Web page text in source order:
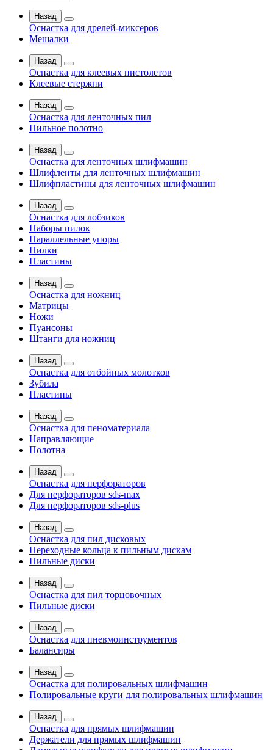
Назад
Оснастка для дрелей-миксеров
Мешалки
Назад
Оснастка для клеевых пистолетов
Клеевые стержни
Назад
Оснастка для ленточных пил
Пильное полотно
Назад
Оснастка для ленточных шлифмашин
Шлифленты для ленточных шлифмашин
Шлифпластины для ленточных шлифмашин
Назад
Оснастка для лобзиков
Наборы пилок
Параллельные упоры
Пилки
Пластины
Назад
Оснастка для ножниц
Матрицы
Ножи
Пуансоны
Штанги для ножниц
Назад
Оснастка для отбойных молотков
Зубила
Пластины
Назад
Оснастка для пеноматериала
Направляющие
Полотна
Назад
Оснастка для перфораторов
Для перфораторов sds-max
Для перфораторов sds-plus
Назад
Оснастка для пил дисковых
Переходные кольца к пильным дискам
Пильные диски
Назад
Оснастка для пил торцовочных
Пильные диски
Назад
Оснастка для пневмоинструментов
Балансиры
Назад
Оснастка для полировальных шлифмашин
Полировальные круги для полировальных шлифмашин
Назад
Оснастка для прямых шлифмашин
Держатели для прямых шлифмашин